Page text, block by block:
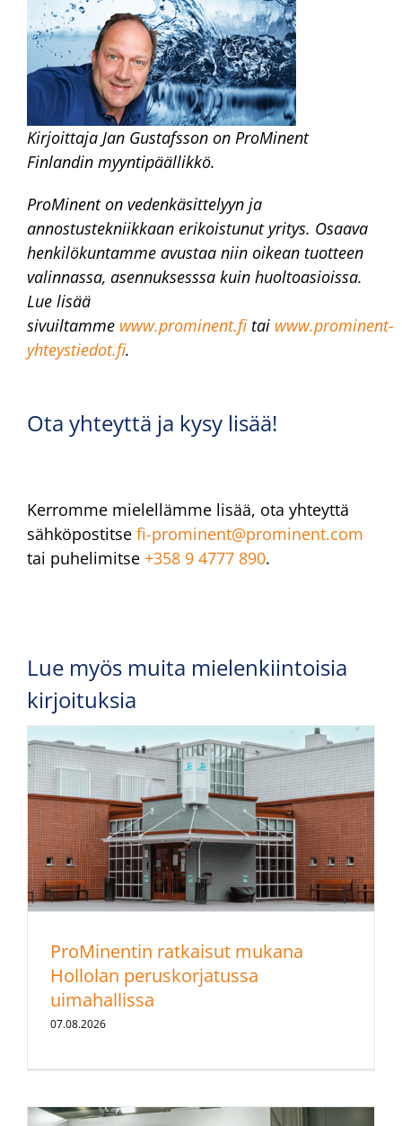
Kirjoittaja Jan Gustafsson on ProMinent
Finlandin myyntipäällikkö.
ProMinent on vedenkäsittelyyn ja
annostustekniikkaan erikoistunut yritys. Osaava
henkilökuntamme avustaa niin oikean tuotteen
valinnassa, asennuksesssa kuin huoltoasioissa.
Lue lisää
sivuiltamme www.prominent.fitai www.prominent-
yhteystiedot.fi.
Ota yhteyttä ja kysy lisää!
Kerromme mielellämme lisää, ota yhteyttä
sähköpostitse fi-prominent@prominent.com
tai puhelimitse +358 9 4777 890.
Lue myös muita mielenkiintoisia
kirjoituksia
ProMinentin ratkaisut mukana
Hollolan peruskorjatussa
uimahallissa
07.08.2026